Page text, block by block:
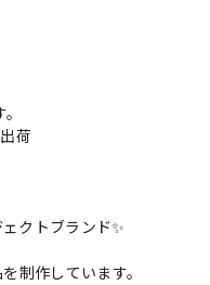
荷
クトブランド✨
制作しています。